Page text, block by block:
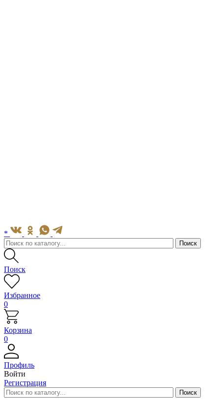
*
Поиск
Избранное
0
Корзина
0
Профиль
Войти
Регистрация